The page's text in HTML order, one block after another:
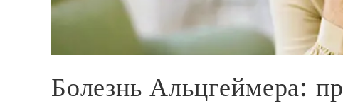
Болезнь Альцгеймера: